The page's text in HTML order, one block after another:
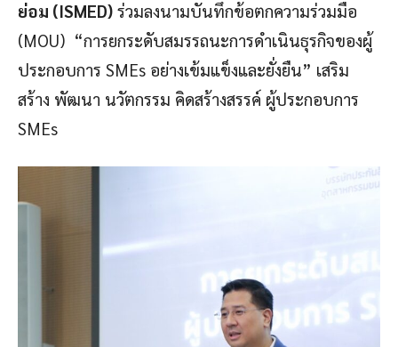
ย่อม (ISMED) ร่วมลงนามบันทึกข้อตกความร่วมมือ
(MOU) “การยกระดับสมรรถนะการดำเนินธุรกิจของผู้
ประกอบการ SMEs อย่างเข้มแข็งและยั่งยืน” เสริม
สร้าง พัฒนา นวัตกรรม คิดสร้างสรรค์ ผู้ประกอบการ
SMEs